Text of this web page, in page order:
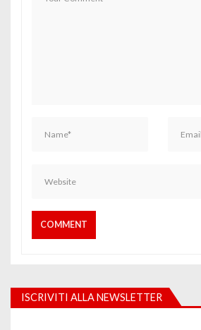
ISCRIVITI ALLA NEWSLETTER